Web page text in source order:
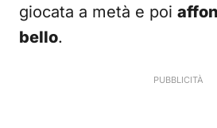
giocata a metà e poi
bello.